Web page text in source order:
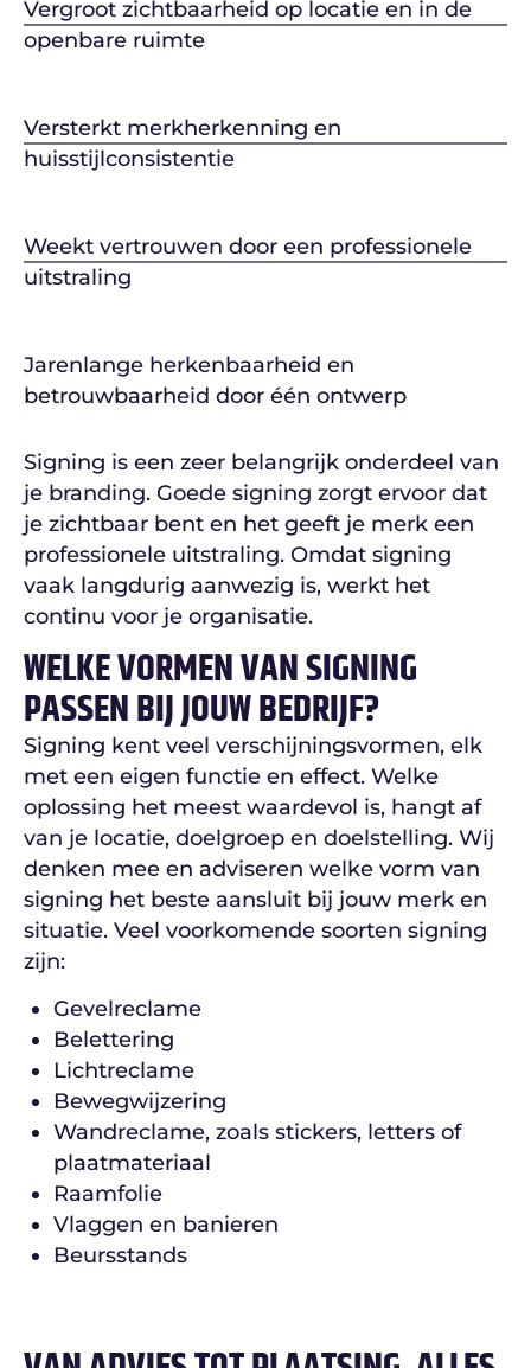
Vergroot zichtbaarheid op locatie en in de
openbare ruimte
Versterkt merkherkenning en
huisstijlconsistentie
Weekt vertrouwen door een professionele
uitstraling
Jarenlange herkenbaarheid en
betrouwbaarheid door één ontwerp
Signing is een zeer belangrijk onderdeel van
je branding. Goede signing zorgt ervoor dat
je zichtbaar bent en het geeft je merk een
professionele uitstraling. Omdat signing
vaak langdurig aanwezig is, werkt het
continu voor je organisatie.
WELKE VORMEN VAN SIGNING
PASSEN BIJ JOUW BEDRIJF?
Signing kent veel verschijningsvormen, elk
met een eigen functie en effect. Welke
oplossing het meest waardevol is, hangt af
van je locatie, doelgroep en doelstelling. Wij
denken mee en adviseren welke vorm van
signing het beste aansluit bij jouw merk en
situatie. Veel voorkomende soorten signing
zijn:
Gevelreclame
Belettering
Lichtreclame
Bewegwijzering
Wandreclame, zoals stickers, letters of
plaatmateriaal
Raamfolie
Vlaggen en banieren
Beursstands